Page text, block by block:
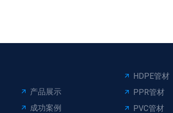
产品展示
成功案例
HDPE管材
PPR管材
PVC管材